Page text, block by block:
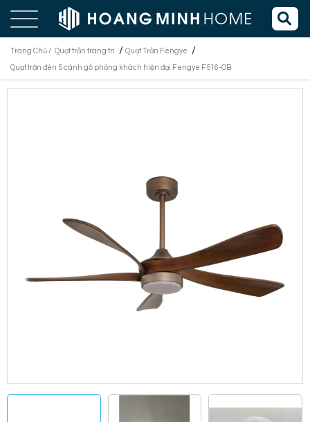
Trang Chủ / Quạt trần trang trí / Quạt Trần Fengye /
Quạt trần đèn 5 cánh gỗ phòng khách hiện đại Fengye F516-OB